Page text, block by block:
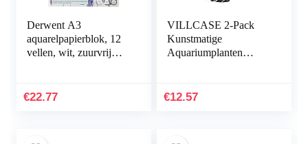
Derwent A3
aquarelpapierblok, 12
vellen, wit, zuurvrij
€22.77
VILLCASE 2-Pack
Kunstmatige
Aquariumplanten
Inrichting Plastic
€12.57